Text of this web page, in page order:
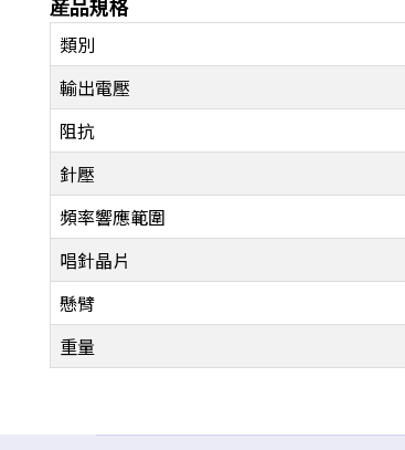
類別
輸出電壓
阻抗
針壓
頻率響應範圍
唱針晶片
懸臂
重量